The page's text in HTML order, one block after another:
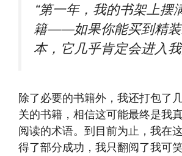
“第一年，我的书架上摆
籍——如果你能买到精
本，它几乎肯定会进入
除了必要的书籍外，我还打包了
关的书籍，相信这可能最终是我
阅读的术语。到目前为止，我在
得了部分成功，我只翻阅了我可